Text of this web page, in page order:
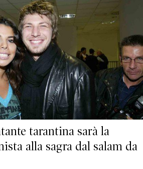
tarantina sarà la
alla sagra dal salam da